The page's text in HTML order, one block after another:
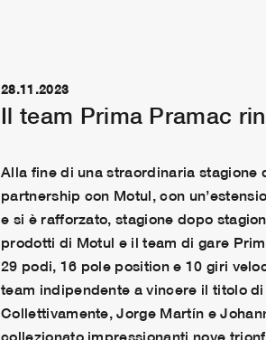
28.11.2023
Il team Prima Pramac
Alla fine di una straordinaria stagione
partnership con Motul, con
e si è rafforzato, stagione dopo
prodotti di Motul e il team di gare
29 podi, 16 pole position e 10 giri
team indipendente a vincere il titolo
Collettivamente, Jorge Martín e
collezionato impressionanti nove